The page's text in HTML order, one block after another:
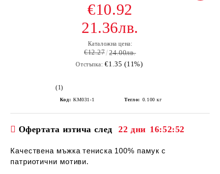
€10.92
21.36лв.
Каталожна цена:
€12.27 24.00лв.
Отстъпка: €1.35 (11%)
(1)
Код: KM031-1 Тегло: 0.100 кг
Офертата изтича след 22 дни 16:52:52
Качествена мъжка тениска 100% памук с
патриотични мотиви.